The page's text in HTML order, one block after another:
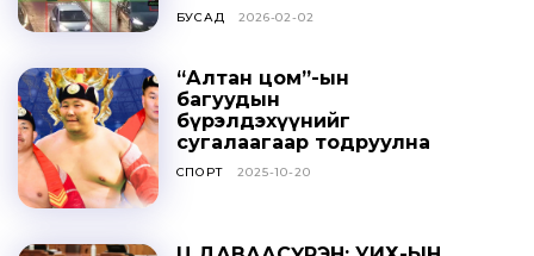
БУСАД 2026-02-02
“Алтан цом”-ын
багуудын
бүрэлдэхүүнийг
сугалаагаар тодруулна
СПОРТ 2025-10-20